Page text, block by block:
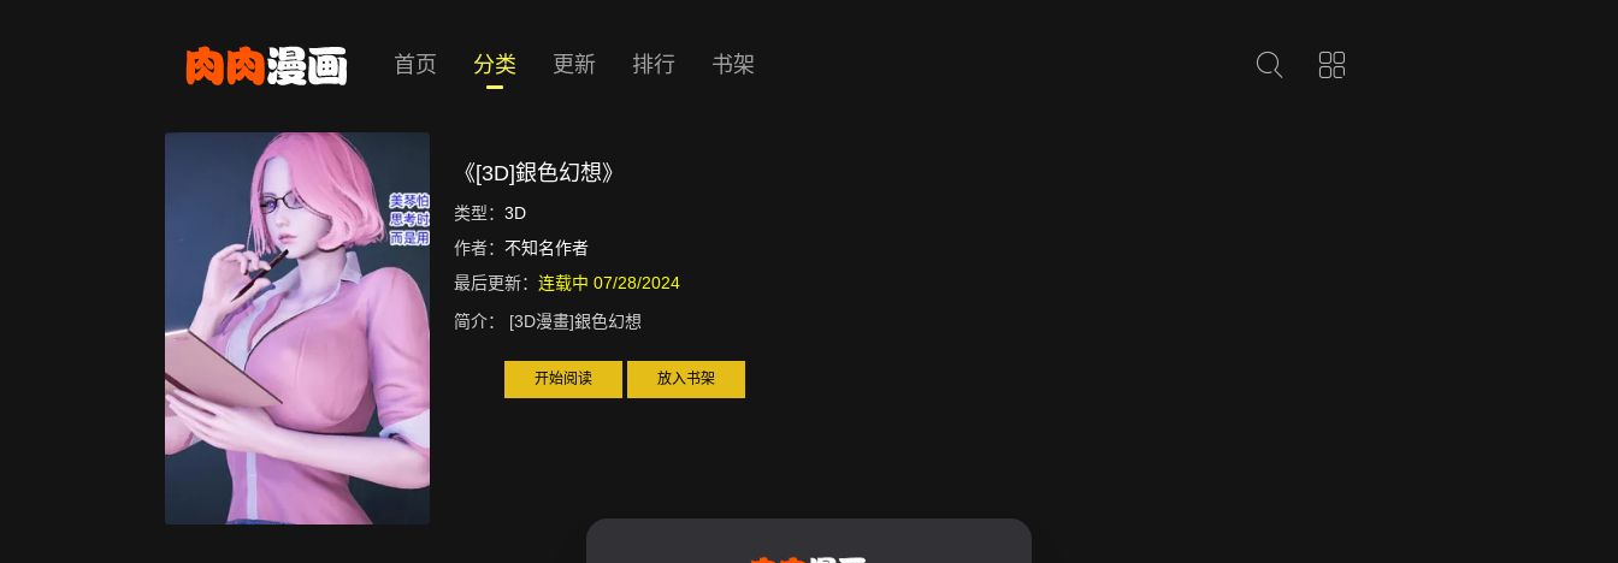
首页 分类 更新 排行 书架
《[3D]銀色幻想》
类型： 3D
作者： 不知名作者
最后更新： 连载中 07/28/2024
简介：
[3D漫畫]銀色幻想
开始阅读 放入书架